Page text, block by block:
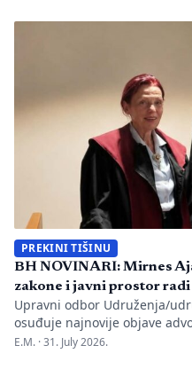
se tih dana nije samo […]
PREKINI TIŠINU
BH NOVINARI: Mirnes
zakone i javni prostor
Upravni odbor Udruženja/
osuđuje najnovije objave
Ajanovića i kontinuiranu
E.M. ·31. July 2026.